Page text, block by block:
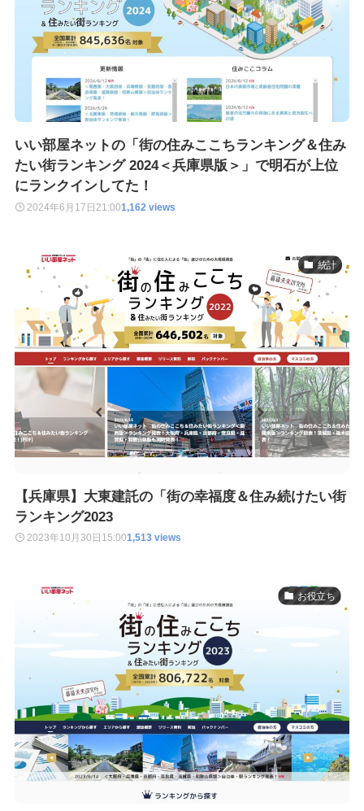
いい部屋ネットの「街の住みここちランキング＆住み
たい街ランキング 2024＜兵庫県版＞」で明石が上位
にランクインしてた！
2024年6月17日 21:001,162 views
統計
【兵庫県】大東建託の「街の幸福度＆住み続けたい街
ランキング2023
2023年10月30日 15:001,513 views
お役立ち